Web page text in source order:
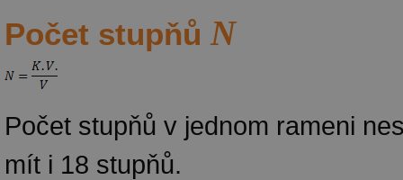
Počet stupňů N
Počet stupňů v jednom rameni
mít i 18 stupňů.